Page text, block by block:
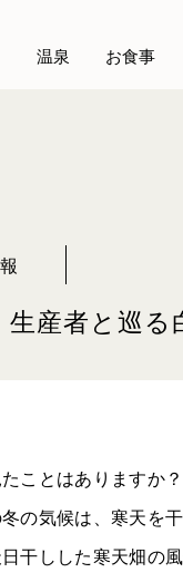
温泉 お食事
生産者と巡
ことはありますか？
の気候は、寒天を干
干しした寒天畑の